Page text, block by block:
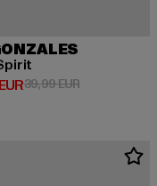
Preis: 22,79 EUR
39,99 EURAktionspreis: